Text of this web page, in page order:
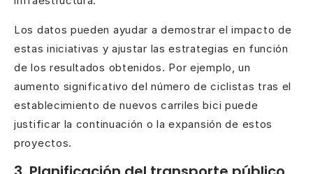
Los datos pueden ayudar a demostrar el impacto de
estas iniciativas y ajustar las estrategias en función
de los resultados obtenidos. Por ejemplo, un
aumento significativo del número de ciclistas tras el
establecimiento de nuevos carriles bici puede
justificar la continuación o la expansión de estos
proyectos.